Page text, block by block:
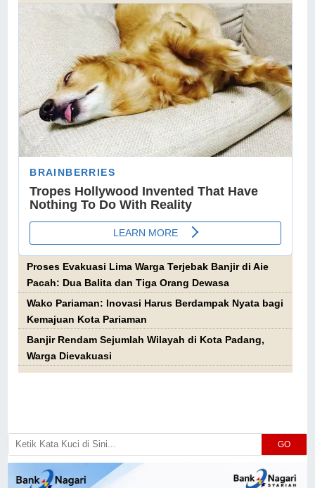
Proses Evakuasi Lima Warga Terjebak Banjir di Aie
Pacah: Dua Balita dan Tiga Orang Dewasa
Wako Pariaman: Inovasi Harus Berdampak Nyata bagi
Kemajuan Kota Pariaman
Banjir Rendam Sejumlah Wilayah di Kota Padang,
Warga Dievakuasi
GO